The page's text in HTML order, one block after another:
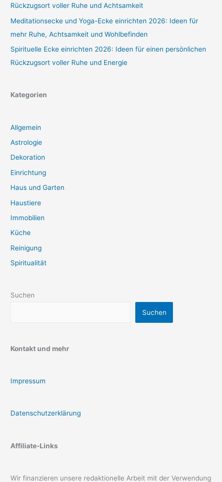
Rückzugsort voller Ruhe und Achtsamkeit
Meditationsecke und Yoga-Ecke einrichten 2026: Ideen für
mehr Ruhe, Achtsamkeit und Wohlbefinden
Spirituelle Ecke einrichten 2026: Ideen für einen persönlichen
Rückzugsort voller Ruhe und Energie
Kategorien
Allgemein
Astrologie
Dekoration
Einrichtung
Haus und Garten
Haustiere
Immobilien
Küche
Reinigung
Spiritualität
Suchen
Suchen
Kontakt und mehr
Impressum
Datenschutzerklärung
Affiliate-Links
Wir finanzieren unsere redaktionelle Arbeit mit der Verwendung